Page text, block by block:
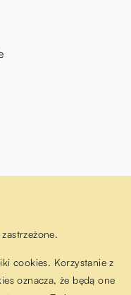
cookies. Korzystanie z
oznacza, że będą one